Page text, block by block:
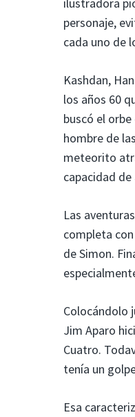
personaje,
cada uno de
Kashdan,
los años 60
buscó el
hombre de
meteorito
capacidad
Las
completa
de Simon.
Colocándolo
Jim Aparo
Cuatro.
tenía un
Esa